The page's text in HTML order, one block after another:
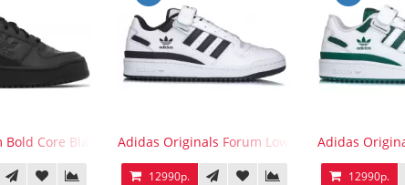
Core Black Adidas Originals Forum Low WB White Black
12990р.
Adidas
12990р.